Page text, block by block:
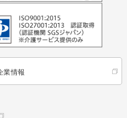
業情報